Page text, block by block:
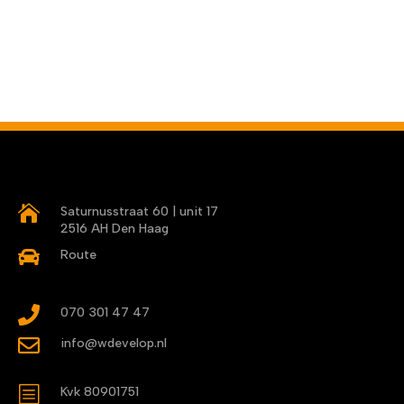

Saturnusstraat 60 | unit 17
2516 AH Den Haag
 Route
 070 301 47 47
 info@wdevelop.nl
b Kvk 80901751